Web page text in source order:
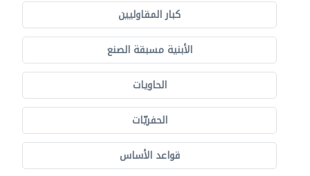
كبار المقاوليين
الأبنية مسبقة الصنع
الحاويات
الحفريّات
قواعد الأساس